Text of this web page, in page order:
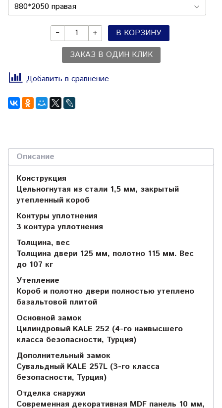
В КОРЗИНУ
ЗАКАЗ В ОДИН КЛИК
Добавить в сравнение
Описание
Конструкция
Цельногнутая из стали 1,5 мм, закрытый
утепленный короб
Контуры уплотнения
3 контура уплотнения
Толщина, вес
Толщина двери 125 мм, полотно 115 мм. Вес
до 107 кг
Утепление
Короб и полотно двери полностью утеплено
базальтовой плитой
Основной замок
Цилиндровый KALE 252 (4-го наивысшего
класса безопасности, Турция)
Дополнительный замок
Сувальдный KALE 257L (3-го класса
безопасности, Турция)
Отделка снаружи
Современная декоративная MDF панель 10 мм,